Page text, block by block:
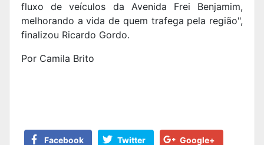
fluxo de veículos da Avenida Frei Benjamim,
melhorando a vida de quem trafega pela região",
finalizou Ricardo Gordo.
Por Camila Brito
Facebook Twitter Google+